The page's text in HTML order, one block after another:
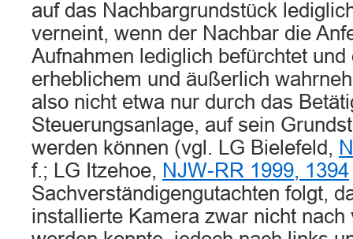
auf das Nachbargrundstück
verneint, wenn der Nachbar die
Aufnahmen lediglich befürchtet
erheblichem und äußerlich
also nicht etwa nur durch das
Steuerungsanlage, auf sein
werden können (vgl. LG Bielefeld,
f.; LG Itzehoe, NJW-RR 1999, 1394
Sachverständigengutachten folgt,
installierte Kamera zwar nicht nach